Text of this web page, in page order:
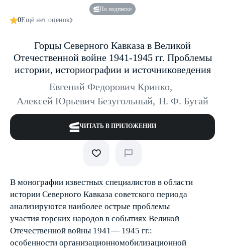
По подписке
0Ещё нет оценок
Горцы Северного Кавказа в Великой
Отечественной войне 1941-1945 гг. Проблемы
истории, историографии и источниковедения
Евгений Федорович Кринко,
Алексей Юрьевич Безугольный, Н. Ф. Бугай
ЧИТАТЬ В ПРИЛОЖЕНИИ
В монографии известных специалистов в области
истории Северного Кавказа советского периода
анализируются наиболее острые проблемы
участия горских народов в событиях Великой
Отечественной войны 1941— 1945 гг.:
особенности организационномобилизационной